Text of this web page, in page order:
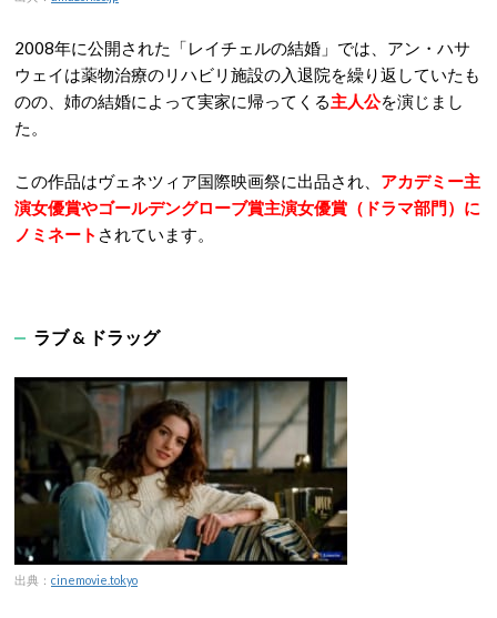
2008年に公開された「レイチェルの結婚」では、アン・ハサ
ウェイは薬物治療のリハビリ施設の入退院を繰り返していたも
のの、姉の結婚によって実家に帰ってくる主人公を演じまし
た。
この作品はヴェネツィア国際映画祭に出品され、 アカデミー主
演女優賞やゴールデングローブ賞主演女優賞（ドラマ部門）に
ノミネート されています。
ラブ & ドラッグ
出典： cinemovie.tokyo